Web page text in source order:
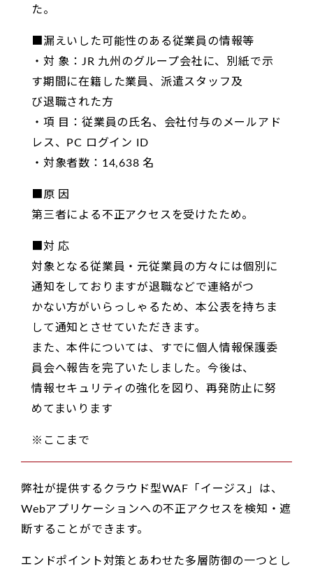
た。
■漏えいした可能性のある従業員の情報等
・対 象：JR 九州のグループ会社に、別紙で示
す期間に在籍した業員、派遣スタッフ及
び退職された方
・項 目：従業員の氏名、会社付与のメールアド
レス、PC ログイン ID
・対象者数：14,638 名
■原 因
第三者による不正アクセスを受けたため。
■対 応
対象となる従業員・元従業員の方々には個別に
通知をしておりますが退職などで連絡がつ
かない方がいらっしゃるため、本公表を持ちま
して通知とさせていただきます。
また、本件については、すでに個人情報保護委
員会へ報告を完了いたしました。今後は、
情報セキュリティの強化を図り、再発防止に努
めてまいります
※ここまで
弊社が提供するクラウド型WAF「イージス」は、
Webアプリケーションへの不正アクセスを検知・遮
断することができます。
エンドポイント対策とあわせた多層防御の一つとし